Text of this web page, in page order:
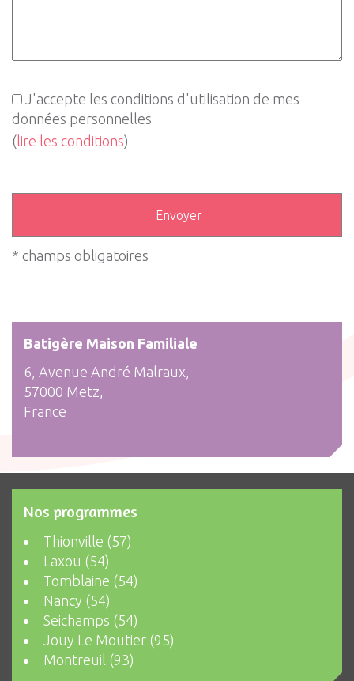
J'accepte les conditions d'utilisation de mes
données personnelles
(lire les conditions)
* champs obligatoires
Batigère Maison Familiale
6, Avenue André Malraux,
57000 Metz,
France
Nos programmes
Thionville (57)
Laxou (54)
Tomblaine (54)
Nancy (54)
Seichamps (54)
Jouy Le Moutier (95)
Montreuil (93)